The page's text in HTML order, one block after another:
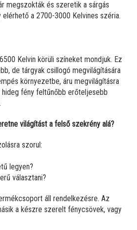
megszokták és szeretik a sárgás
elérhető a 2700-3000 Kelvines széria.
Kelvin körüli színeket mondjuk. Ez
de tárgyak csillogó megvilágítására
környezetbe, áru megvilágításra
fény feltűnőbb erőteljesebb
világítást a felső szekrény alá?
szorul:
legyen?
választani?
áll rendelkezésre. Az
a készre szerelt fénycsövek, vagy